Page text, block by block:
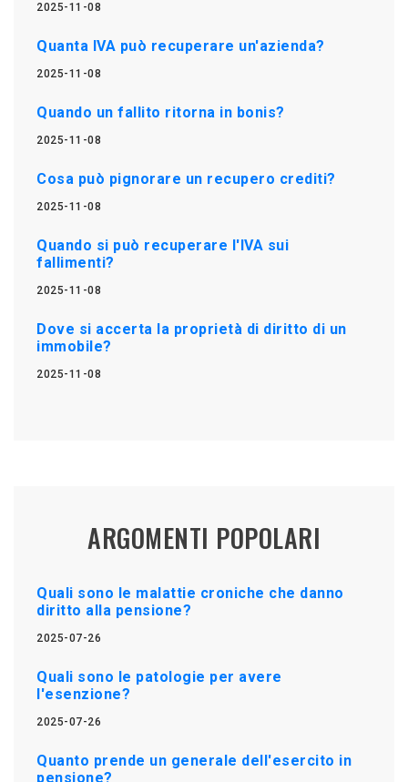
2025-11-08
Quanta IVA può recuperare un'azienda?
2025-11-08
Quando un fallito ritorna in bonis?
2025-11-08
Cosa può pignorare un recupero crediti?
2025-11-08
Quando si può recuperare l'IVA sui
fallimenti?
2025-11-08
Dove si accerta la proprietà di diritto di un
immobile?
2025-11-08
ARGOMENTI POPOLARI
Quali sono le malattie croniche che danno
diritto alla pensione?
2025-07-26
Quali sono le patologie per avere
l'esenzione?
2025-07-26
Quanto prende un generale dell'esercito in
pensione?